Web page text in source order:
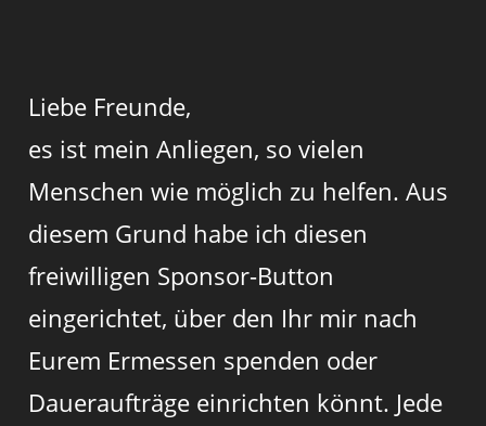
Liebe Freunde,
es ist mein Anliegen, so vielen
Menschen wie möglich zu helfen. Aus
diesem Grund habe ich diesen
freiwilligen Sponsor-Button
eingerichtet, über den Ihr mir nach
Eurem Ermessen spenden oder
Daueraufträge einrichten könnt. Jede